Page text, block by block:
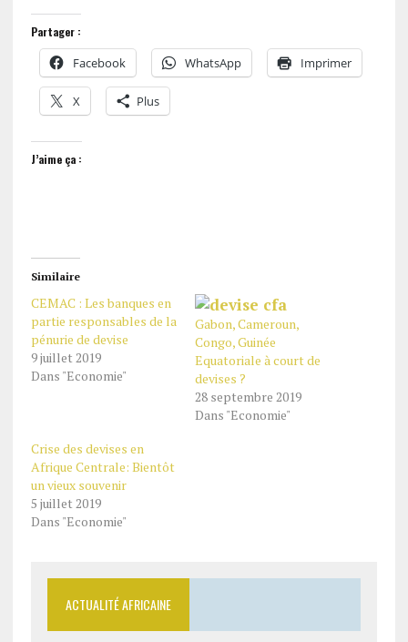
Partager :
Facebook WhatsApp Imprimer
X Plus
J’aime ça :
Similaire
CEMAC : Les banques en
partie responsables de la
pénurie de devise
9 juillet 2019
Dans "Economie"
Gabon, Cameroun,
Congo, Guinée
Equatoriale à court de
devises ?
28 septembre 2019
Dans "Economie"
Crise des devises en
Afrique Centrale: Bientôt
un vieux souvenir
5 juillet 2019
Dans "Economie"
ACTUALITÉ AFRICAINE